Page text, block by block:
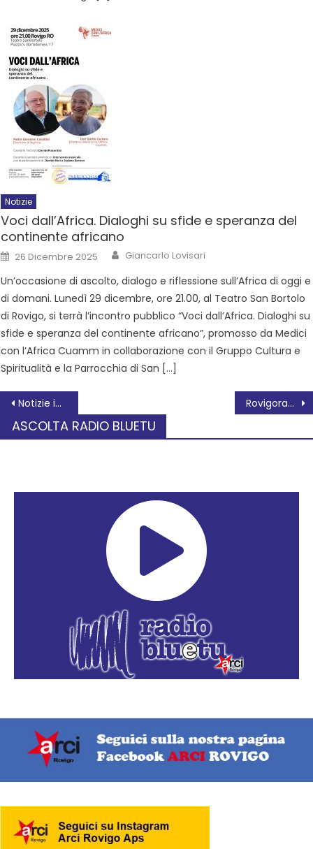
Notizie
Voci dall’Africa. Dialoghi su sfide e speranza del
continente africano
26 Dicembre 2025 Giancarlo Lovisari
Un’occasione di ascolto, dialogo e riflessione sull’Africa di oggi e
di domani. Lunedì 29 dicembre, ore 21.00, al Teatro San Bortolo
di Rovigo, si terrà l’incontro pubblico “Voci dall’Africa. Dialoghi su
sfide e speranza del continente africano”, promosso da Medici
con l’Africa Cuamm in collaborazione con il Gruppo Cultura e
Spiritualità e la Parrocchia di San […]
Notizie in breve da Occhiobello Rovigoracconta 2025: un bilancio per il Festival arancione
ASCOLTA RADIO BLUETU